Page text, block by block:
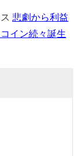
悲劇から利益
イン続々誕生